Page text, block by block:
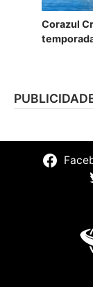
Corazul